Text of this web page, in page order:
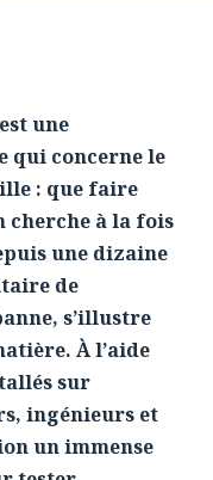
une
qui concerne le
: que faire
cherche à la fois
une dizaine
de
s’illustre
À l’aide
sur
ingénieurs et
un immense